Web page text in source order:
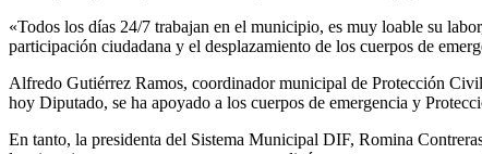
«Todos los días 24/7 trabajan en el municipio, es muy loable su
participación ciudadana y el desplazamiento de los cuerpos de
Alfredo Gutiérrez Ramos, coordinador municipal de Protección
hoy Diputado, se ha apoyado a los cuerpos de emergencia y
En tanto, la presidenta del Sistema Municipal DIF, Romina